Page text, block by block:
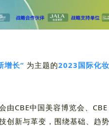
增长“ 为主题的2023国际化
由CBE中国美容博览会、
创新与革变，围绕基础、趋